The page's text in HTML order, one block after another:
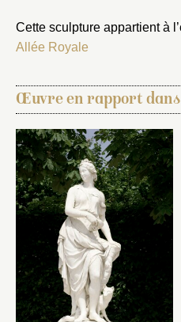
Cette sculpture appartient à
Allée Royale
Œuvre en rapport